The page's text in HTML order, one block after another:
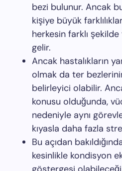
bezi bulunur. Ancak
kişiye büyük
herkesin farklı
gelir.
Ancak hastalıkların
olmak da ter
belirleyici olabilir.
konusu olduğunda,
nedeniyle aynı
kıyasla daha fazla
Bu açıdan
kesinlikle kondisyon